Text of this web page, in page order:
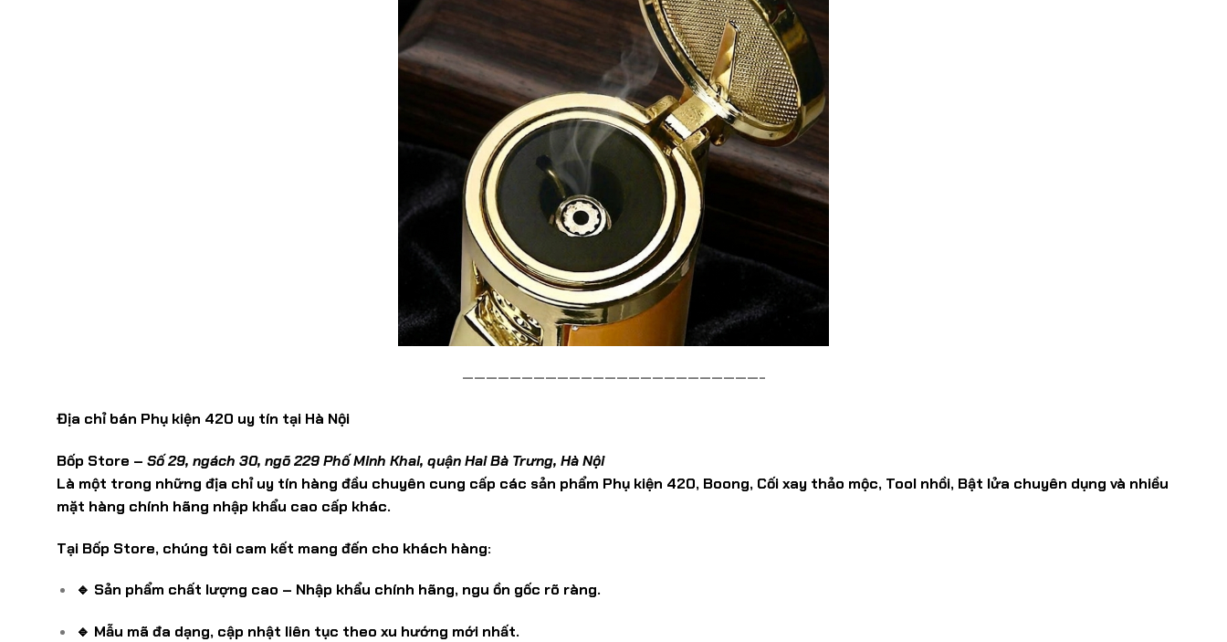
—————————————————————————-
Địa chỉ bán Phụ kiện 420 uy tín tại Hà Nội
Bốp Store – Số 29, ngách 30, ngõ 229 Phố Minh Khai, quận Hai Bà Trưng, Hà Nội
Là một trong những địa chỉ uy tín hàng đầu chuyên cung cấp các sản phẩm Phụ kiện 420, Boong, Cối xay thảo mộc, Tool nhồi, Bật lửa chuyên dụng và nhiều
mặt hàng chính hãng nhập khẩu cao cấp khác.
Tại Bốp Store, chúng tôi cam kết mang đến cho khách hàng:
🔹 Sản phẩm chất lượng cao – Nhập khẩu chính hãng, ngu ồn gốc rõ ràng.
🔹 Mẫu mã đa dạng, cập nhật liên tục theo xu hướng mới nhất.